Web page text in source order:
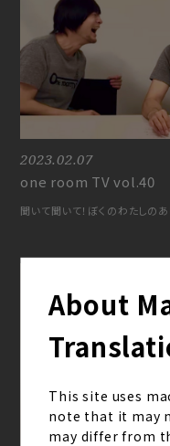
About
This site uses
note that it may
may differ from
2023.02.07
one room TV vol.40
聞いて聞いて！ぼくのわたしの